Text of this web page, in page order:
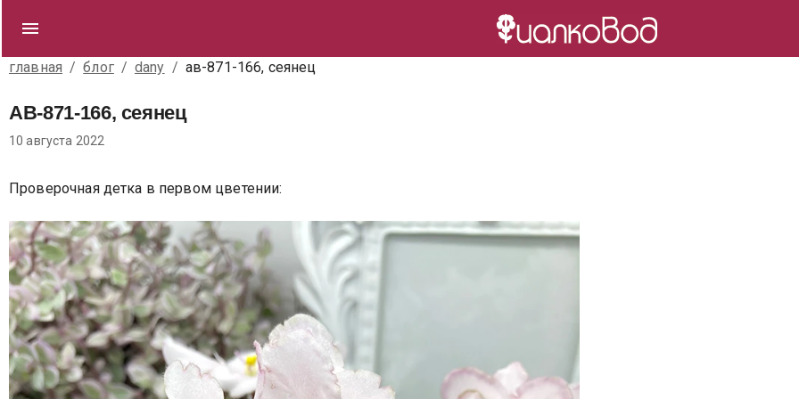
главная / блог / dany / ав-871-166, сеянец
АВ-871-166, сеянец
10 августа 2022
Проверочная детка в первом цветении: